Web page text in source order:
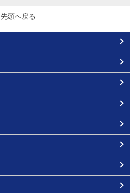
先頭へ戻る